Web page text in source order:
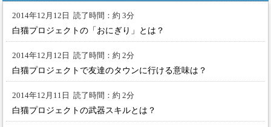
2014年12月12日 読了時間：約 3分
白猫プロジェクトの「おにぎり」とは？
2014年12月12日 読了時間：約 2分
白猫プロジェクトで友達のタウンに行ける意味は？
2014年12月11日 読了時間：約 2分
白猫プロジェクトの武器スキルとは？